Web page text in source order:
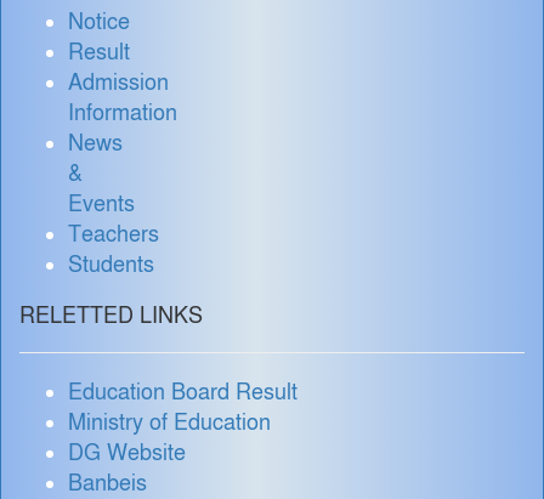
Notice
Result
Admission
Information
News
&
Events
Teachers
Students
RELETTED LINKS
Education Board Result
Ministry of Education
DG Website
Banbeis